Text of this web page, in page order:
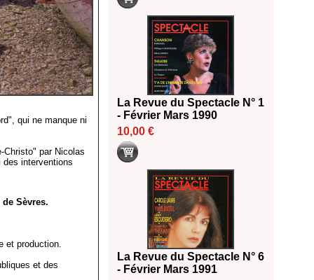
qui ne manque ni
Christo" par Nicolas
des interventions
Sèvres.
et production.
et des
La Revue du Spectacle N° 1
- Février Mars 1990
10,00 €
La Revue du Spectacle N° 6
- Février Mars 1991